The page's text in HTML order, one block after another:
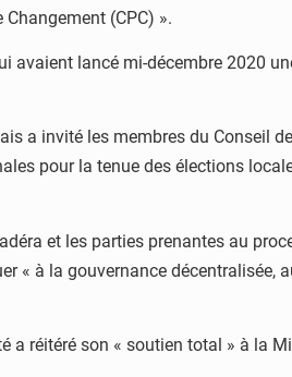
(CPC) ».
avaient lancé mi-décembre 2020
a invité les membres du Conseil
pour la tenue des élections
et les parties prenantes au
« à la gouvernance
a réitéré son « soutien total » à la